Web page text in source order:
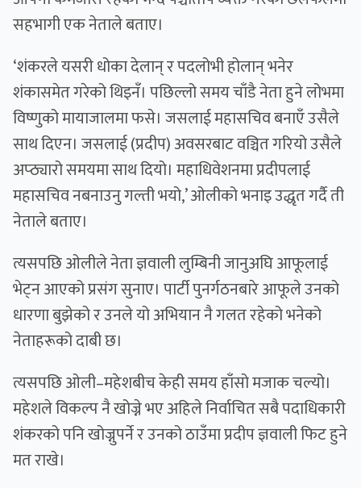
सहभागी एक नेताले बताए।
‘शंकरले यसरी धोका देलान् र पदलोभी होलान् भनेर
शंकासमेत गरेको थिइनँ। पछिल्लो समय चाँडै नेता हुने लोभमा
विष्णुको मायाजालमा फसे। जसलाई महासचिव बनाएँ उसैले
साथ दिएन। जसलाई (प्रदीप) अवसरबाट वञ्चित गरियो उसैले
अप्ठ्यारो समयमा साथ दियो। महाधिवेशनमा प्रदीपलाई
महासचिव नबनाउनु गल्ती भयो,’ ओलीको भनाइ उद्धृत गर्दै ती
नेताले बताए।
त्यसपछि ओलीले नेता ज्ञवाली लुम्बिनी जानुअघि आफूलाई
भेट्न आएको प्रसंग सुनाए। पार्टी पुनर्गठनबारे आफूले उनको
धारणा बुझेको र उनले यो अभियान नै गलत रहेको भनेको
नेताहरूको दाबी छ।
त्यसपछि ‌ओली–महेशबीच केही समय हाँसो मजाक चल्यो।
महेशले विकल्प नै खोज्ने भए अहिले निर्वाचित सबै पदाधिकारी
शंकरको पनि खोज्नुपर्ने र उनको ठाउँमा प्रदीप ज्ञवाली फिट हुने
मत राखे।